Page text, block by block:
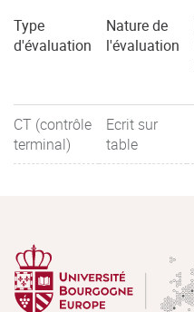
Type
d'évaluation
Nature de
l'évaluation
CT (contrôle
terminal)
Ecrit sur
table